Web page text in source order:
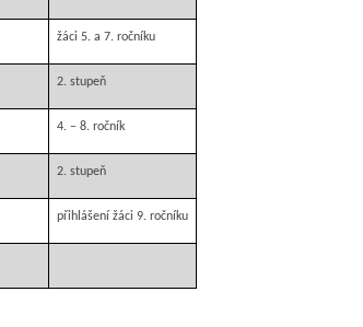
žáci 5. a 7. ročníku
2. stupeň
4. – 8. ročník
2. stupeň
přihlášení žáci 9. ročníku